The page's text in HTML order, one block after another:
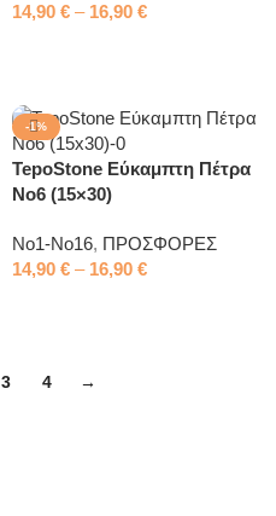
14,90 € – 16,90 €
-1%
TepoStone Εύκαμπτη Πέτρα
No6 (15×30)
No1-No16, ΠΡΟΣΦΟΡΕΣ
14,90 € – 16,90 €
3 4 →